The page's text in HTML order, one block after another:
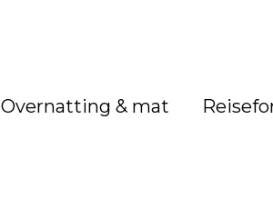
Overnatting & mat